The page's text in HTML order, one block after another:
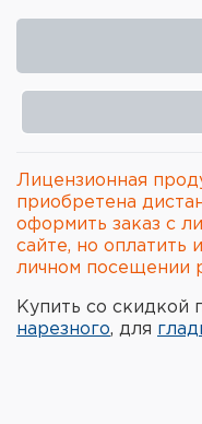
Охотничье
Фонари и ЛЦУ
Туристическое
Лицензионная
приобретена
оформить заказ с
сайте, но оплатить
личном посещении
Купить со скидкой
нарезного, для